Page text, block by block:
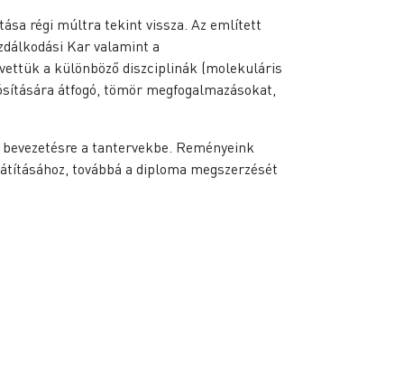
régi múltra tekint vissza. Az említett
Kar valamint a
a különböző diszciplinák (molekuláris
átfogó, tömör megfogalmazásokat,
a tantervekbe. Reményeink
továbbá a diploma megszerzését